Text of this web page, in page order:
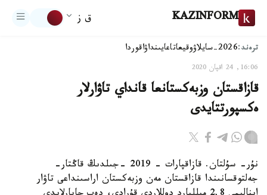
KAZINFORM ق ز
ترەند:2026-سايلاۋ وقيعاتاعايىنداۋاقوردا
16:06, 24 اقپان 2020
قازاقستان وزبەكستانعا قانداي تاۋارلار
ەكسپورتتايدى
نۇر- سۇلتان. قازاقپارات - 2019 -جىلدىڭ قاڭتار-
جەلتوقسانىندا قازاقستان مەن وزبەكستان اراسىنداعى تاۋار